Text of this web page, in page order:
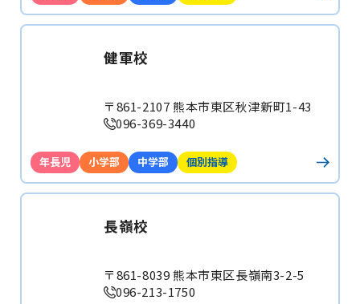
健軍校
〒861-2107 熊本市東区秋津新町1-43
096-369-3440
年長児 小学部 中学部 個別指導
長嶺校
〒861-8039 熊本市東区長嶺南3-2-5
096-213-1750